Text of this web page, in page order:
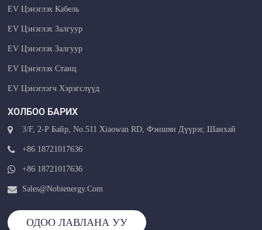
EV Цэнэглэх Кабель
EV Цэнэглэх Залгуур
EV Цэнэглэх Залгуур
EV Цэнэглэх Станц
EV Цэнэглэгч Хэрэгслүүд
ХОЛБОО БАРИХ
3/F, 2-Р Байр, No.511 Xiaowan RD, Фэншян Дүүрэг, Шанхай
+86 18721017636
+86 18721017636
Sales@nobienergy.com
ОДОО ЛАВЛАНА УУ